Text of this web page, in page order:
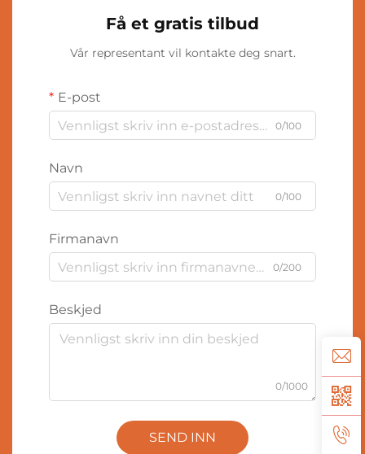
Få et gratis tilbud
Vår representant vil kontakte deg snart.
E-post
0/100
Navn
0/100
Firmanavn
0/200
Beskjed
0/1000
SEND INN